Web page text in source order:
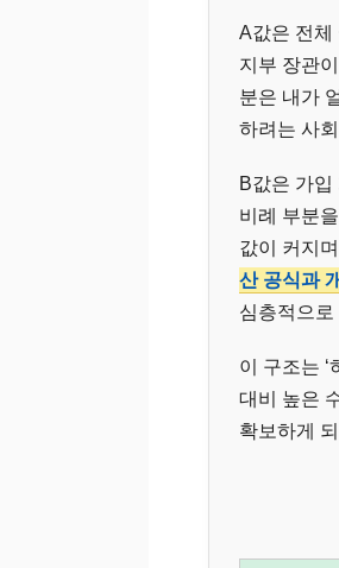
A값은 전체
지부 장관
분은 내가
하려는 사
B값은 가
비례 부분
값이 커지
산 공식과
심층적으
이 구조는
대비 높은
확보하게